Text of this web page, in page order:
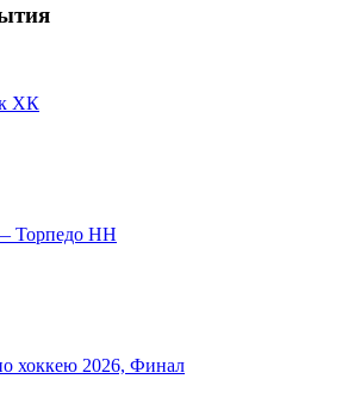
ХК
Торпедо НН
хоккею 2026, Финал